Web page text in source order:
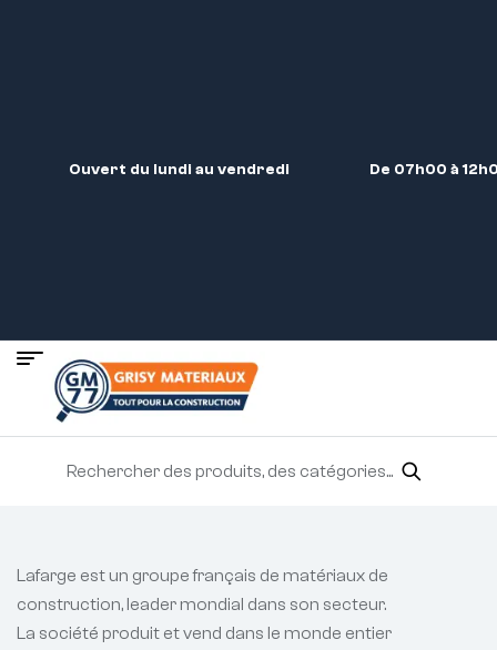
Ouvert du lundi au vendredi De 07h00 à
Lafarge est un groupe français de matériaux de
construction, leader mondial dans son secteur.
La société produit et vend dans le monde entier